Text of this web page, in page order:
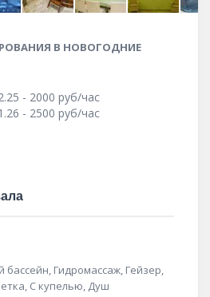
В НОВОГОДНИЕ
- 2000 руб/час
- 2500 руб/час
бассейн, Гидромассаж, Гейзер,
С купелью, Душ